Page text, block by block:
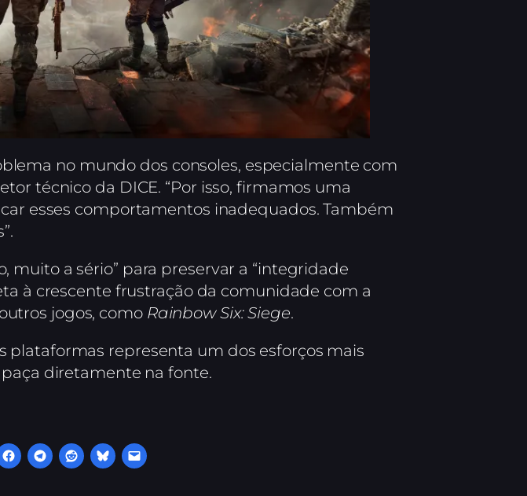
no mundo dos consoles, especialmente com
técnico da DICE. “Por isso, firmamos uma
esses comportamentos inadequados. Também
a sério” para preservar a “integridade
à crescente frustração da comunidade com a
jogos, como Rainbow Six: Siege.
plataformas representa um dos esforços mais
diretamente na fonte.